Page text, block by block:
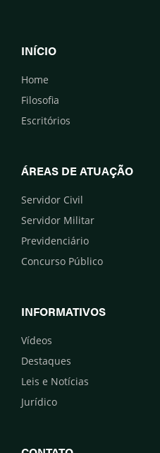
INÍCIO
Home
Filosofia
Escritórios
ÁREAS DE ATUAÇÃO
Servidor Civil
Servidor Militar
Previdenciário
Concurso Público
INFORMATIVOS
Vídeos
Destaques
Leis e Notícias
Jurídico